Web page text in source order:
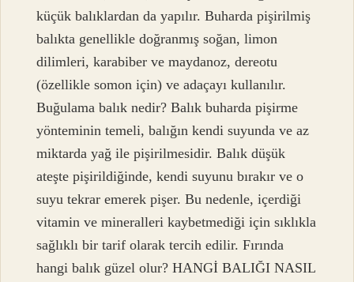
küçük balıklardan da yapılır. Buharda pişirilmiş
balıkta genellikle doğranmış soğan, limon
dilimleri, karabiber ve maydanoz, dereotu
(özellikle somon için) ve adaçayı kullanılır.
Buğulama balık nedir? Balık buharda pişirme
yönteminin temeli, balığın kendi suyunda ve az
miktarda yağ ile pişirilmesidir. Balık düşük
ateşte pişirildiğinde, kendi suyunu bırakır ve o
suyu tekrar emerek pişer. Bu nedenle, içerdiği
vitamin ve mineralleri kaybetmediği için sıklıkla
sağlıklı bir tarif olarak tercih edilir. Fırında
hangi balık güzel olur? HANGİ BALIĞI NASIL